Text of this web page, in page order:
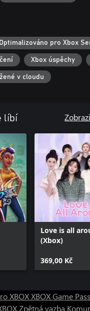
Optimalizováno pro Xbox
Xbox úspěchy
v cloudu
líbí
Love is all
(Xbox)
369,00 Kč
XBOXXBOX Game Pass
Zpětná vazba